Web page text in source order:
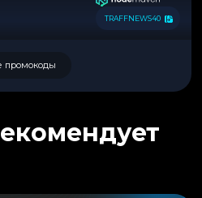
TRAFFNEWS40
промокоды